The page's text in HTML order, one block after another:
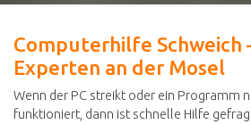
Computerhilfe Schweich
Experten an der Mosel
Wenn der PC streikt oder ein Programm
funktioniert, dann ist schnelle Hilfe